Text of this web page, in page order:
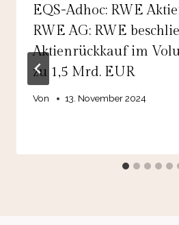
EQS-Adhoc: RWE
RWE AG: RWE
Aktienrückkauf im
zu 1,5 Mrd. EUR
Von 13. November 2024